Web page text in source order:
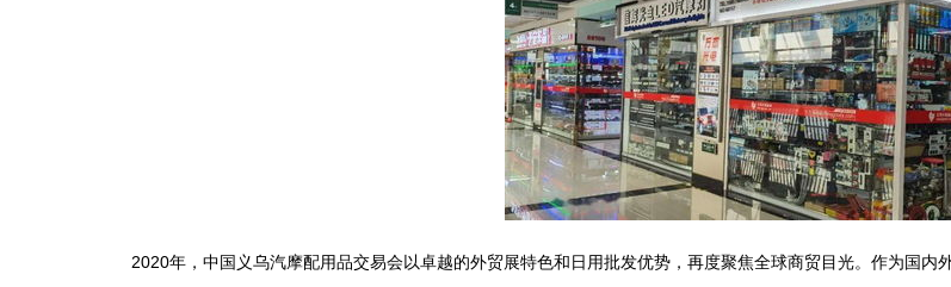
2020年，中国义乌汽摩配用品交易会以卓越的外贸展特色和日用批发优势，再度聚焦全球商贸目光。作为国